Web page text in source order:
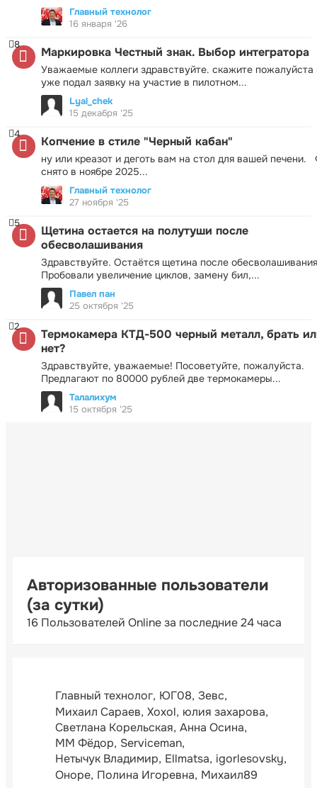
Главный технолог
16 января '26
Маркировка Честный знак. Выбор интегратора
Уважаемые коллеги здравствуйте. скажите пожалуйста
уже подал заявку на участие в пилотном...
8
Lyal_chek
15 декабря '25
Копчение в стиле "Черный кабан"
ну или креазот и деготь вам на стол для вашей печени.
снято в ноябре 2025...
4
Главный технолог
27 ноября '25
Щетина остается на полутуши после
обесволашивания
Здравствуйте. Остаётся щетина после
Пробовали увеличение циклов, замену бил,...
5
Павел пан
25 октября '25
Термокамера КТД-500 черный металл, брать
нет?
Здравствуйте, уважаемые! Посоветуйте, пожалуйста.
Предлагают по 80000 рублей две термокамеры...
2
Талалихум
15 октября '25
Авторизованные пользователи
(за сутки)
16 Пользователей Online за последние 24 часа
Главный технолог ЮГ08 Зевс
Михаил Сараев Xoxol юлия захарова
Светлана Корельская Анна Осина
ММ Фёдор Serviceman
Нетычук Владимир Ellmatsa igorlesovsky
Оноре Полина Игоревна Михаил89